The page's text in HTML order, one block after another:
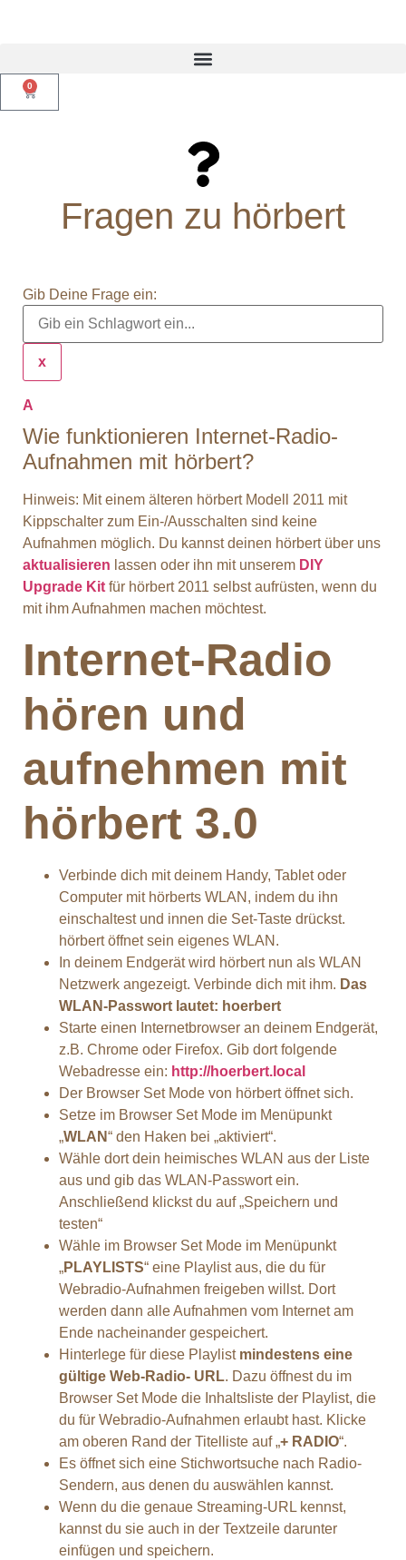
0
Fragen zu hörbert
Gib Deine Frage ein:
x
A
Wie funktionieren Internet-Radio-
Aufnahmen mit hörbert?
Hinweis: Mit einem älteren hörbert Modell 2011 mit
Kippschalter zum Ein-/Ausschalten sind keine
Aufnahmen möglich. Du kannst deinen hörbert über uns
aktualisieren lassen oder ihn mit unserem DIY
Upgrade Kit für hörbert 2011 selbst aufrüsten, wenn du
mit ihm Aufnahmen machen möchtest.
Internet-Radio
hören und
aufnehmen mit
hörbert 3.0
Verbinde dich mit deinem Handy, Tablet oder
Computer mit hörberts WLAN, indem du ihn
einschaltest und innen die Set-Taste drückst.
hörbert öffnet sein eigenes WLAN.
In deinem Endgerät wird hörbert nun als WLAN
Netzwerk angezeigt. Verbinde dich mit ihm. Das
WLAN-Passwort lautet: hoerbert
Starte einen Internetbrowser an deinem Endgerät,
z.B. Chrome oder Firefox. Gib dort folgende
Webadresse ein: http://hoerbert.local
Der Browser Set Mode von hörbert öffnet sich.
Setze im Browser Set Mode im Menüpunkt
„WLAN“ den Haken bei „aktiviert“.
Wähle dort dein heimisches WLAN aus der Liste
aus und gib das WLAN-Passwort ein.
Anschließend klickst du auf „Speichern und
testen“
Wähle im Browser Set Mode im Menüpunkt
„PLAYLISTS“ eine Playlist aus, die du für
Webradio-Aufnahmen freigeben willst. Dort
werden dann alle Aufnahmen vom Internet am
Ende nacheinander gespeichert.
Hinterlege für diese Playlist mindestens eine
gültige Web-Radio- URL. Dazu öffnest du im
Browser Set Mode die Inhaltsliste der Playlist, die
du für Webradio-Aufnahmen erlaubt hast. Klicke
am oberen Rand der Titelliste auf „+ RADIO“.
Es öffnet sich eine Stichwortsuche nach Radio-
Sendern, aus denen du auswählen kannst.
Wenn du die genaue Streaming-URL kennst,
kannst du sie auch in der Textzeile darunter
einfügen und speichern.